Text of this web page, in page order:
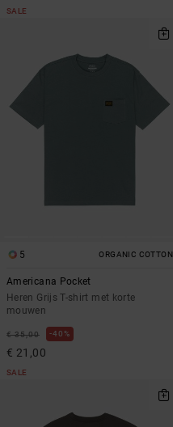
SALE
5 ORGANIC COTTON
Americana Pocket
Heren Grijs T-shirt met korte
mouwen
€ 35,00 40%
€ 21,00
SALE